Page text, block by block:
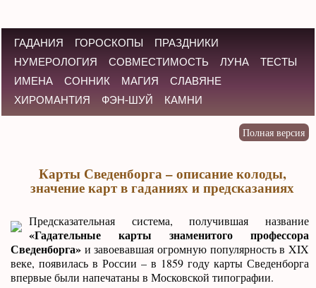
ГАДАНИЯ ГОРОСКОПЫ
ПРАЗДНИКИ
НУМЕРОЛОГИЯ
СОВМЕСТИМОСТЬ ЛУНА
ТЕСТЫ
ИМЕНА
СОННИК МАГИЯ
СЛАВЯНЕ
ХИРОМАНТИЯ
ФЭН-ШУЙ КАМНИ
Карты Сведенборга – описание колоды,
значение карт в гаданиях и предсказаниях
Предсказательная система, получившая название
«Гадательные карты знаменитого профессора
Сведенборга» и завоевавшая огромную популярность в XIX
веке, появилась в России – в 1859 году карты Сведенборга
впервые были напечатаны в Московской типографии.